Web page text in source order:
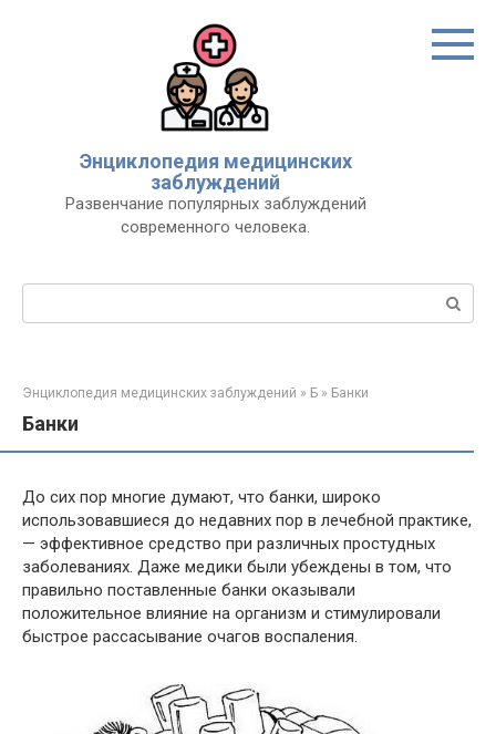
Энциклопедия медицинских
заблуждений
Развенчание популярных заблуждений
современного человека.
Поиск:
Энциклопедия медицинских заблуждений » Б » Банки
Банки
До сих пор многие думают, что банки, широко
использовавшиеся до недавних пор в лечебной практике,
— эффективное средство при различных простудных
заболеваниях. Даже медики были убеждены в том, что
правильно поставленные банки оказывали
положительное влияние на организм и стимулировали
быстрое рассасывание очагов воспаления.